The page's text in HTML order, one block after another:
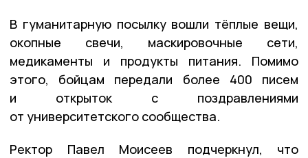
В гуманитарную посылку вошли тёплые вещи,
окопные свечи, маскировочные сети,
медикаменты и продукты питания. Помимо
этого, бойцам передали более 400 писем
и открыток с поздравлениями
от университетского сообщества.
Ректор Павел Моисеев подчеркнул, что